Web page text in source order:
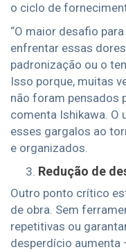
o ciclo de
“O maior desafio
enfrentar essas
padronização ou o
Isso porque, muitas
não foram pensados
comenta Ishikawa. O
esses gargalos ao
e organizados.
Redução de
Outro ponto crítico
de obra. Sem
repetitivas ou
desperdício aumenta